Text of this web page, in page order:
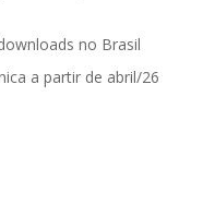
no Brasil
a partir de abril/26